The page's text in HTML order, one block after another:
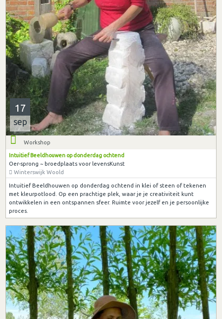
17
sep
Workshop
Intuitief Beeldhouwen op donderdag ochtend
Oer-sprong ~ broedplaats voor levensKunst
Winterswijk Woold
Intuitief Beeldhouwen op donderdag ochtend in klei of steen of tekenen
met kleurpotlood. Op een prachtige plek, waar je je creativiteit kunt
ontwikkelen in een ontspannen sfeer. Ruimte voor jezelf en je persoonlijke
proces.